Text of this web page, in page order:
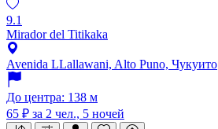
9.1
Mirador del Titikaka
Avenida LLallawani, Alto Puno, Чукуито
До центра: 138 м
65 ₽ за 2 чел., 5 ночей